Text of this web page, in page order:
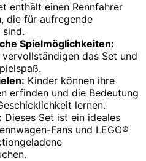
enthält einen Rennfahrer
die für aufregende
sind.
Spielmöglichkeiten:
das Set und
Kinder können ihre
erfinden und die Bedeutung
lernen.
Dieses Set ist ein ideales
Fans und LEGO®